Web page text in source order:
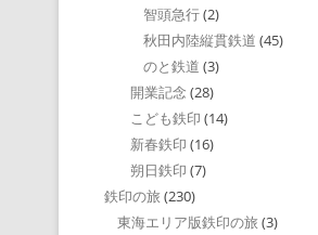
智頭急行(2)
秋田内陸縦貫鉄道 (45)
のと鉄道 (3)
開業記念 (28)
こども鉄印 (14)
新春鉄印 (16)
朔日鉄印 (7)
鉄印の旅 (230)
東海エリア版鉄印の旅 (3)